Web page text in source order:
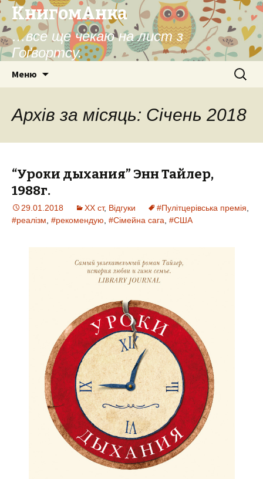
КнигомАнка
…все ще чекаю на лист з
Гоґвортсу.
Меню Пошук:
Архів за місяць: Січень 2018
“Уроки дыхания” Энн Тайлер,
1988г.
29.01.2018 XX ст, Відгуки #Пулітцерівська премія
#реалізм #рекомендую #Сімейна сага #США